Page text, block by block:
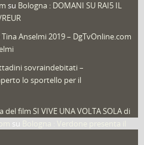
su Bologna : DOMANI SU RAI5 IL
Anselmi 2019 – DgTvOnline.com
sovraindebitati –
lo sportello per il
film SI VIVE UNA VOLTA SOLA di
su